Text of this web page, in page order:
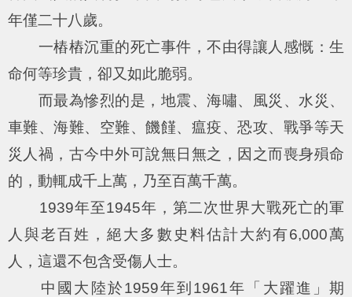
年僅二十八歲。
一樁樁沉重的死亡事件，不由得讓人感慨：生
命何等珍貴，卻又如此脆弱。
而最為慘烈的是，地震、海嘯、風災、水災、
車難、海難、空難、饑饉、瘟疫、恐攻、戰爭等天
災人禍，古今中外可說無日無之，因之而喪身殞命
的，動輒成千上萬，乃至百萬千萬。
1939年至1945年，第二次世界大戰死亡的軍
人與老百姓，絕大多數史料估計大約有6,000萬
人，這還不包含受傷人士。
中國大陸於1959年到1961年「大躍進」期